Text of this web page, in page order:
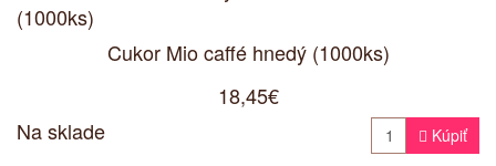
Cukor Mio caffé hnedý (1000ks)
18,45€
Na sklade
 Kúpiť